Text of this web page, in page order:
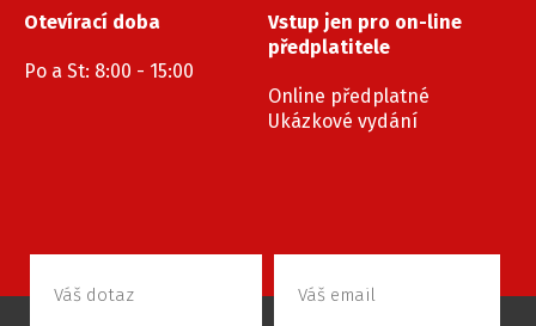
Otevírací doba
Po a St: 8:00 - 15:00
Vstup jen pro on-line
předplatitele
Online předplatné
Ukázkové vydání